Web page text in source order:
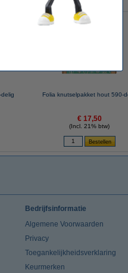
Folia knutselpakket hout 590-
€ 17,50
(Incl. 21% btw)
Bedrijfsinformatie
Algemene Voorwaarden
Privacy
Toegankelijkheidsverklaring
Keurmerken